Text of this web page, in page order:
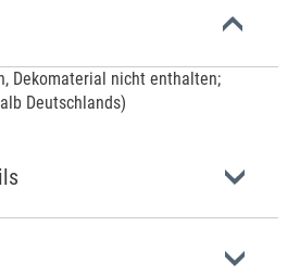
Dekomaterial nicht enthalten;
Deutschlands)